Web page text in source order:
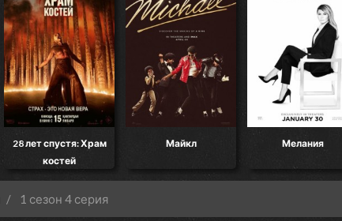
28 лет спустя: Храм
костей
Майкл Мелания
1 сезон 4 серия